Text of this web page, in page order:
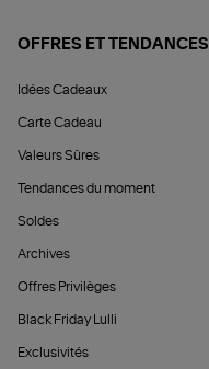
OFFRES ET TENDANCES
Idées Cadeaux
Carte Cadeau
Valeurs Sûres
Tendances du moment
Soldes
Archives
Offres Privilèges
Black Friday Lulli
Exclusivités